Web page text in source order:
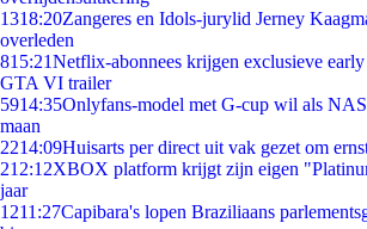
1318:20Zangeres en Idols-jurylid Jerney
overleden
815:21Netflix-abonnees krijgen exclusieve early
GTA VI trailer
5914:35Onlyfans-model met G-cup wil als
maan
2214:09Huisarts per direct uit vak gezet om
212:12XBOX platform krijgt zijn eigen
jaar
1211:27Capibara's lopen Braziliaans